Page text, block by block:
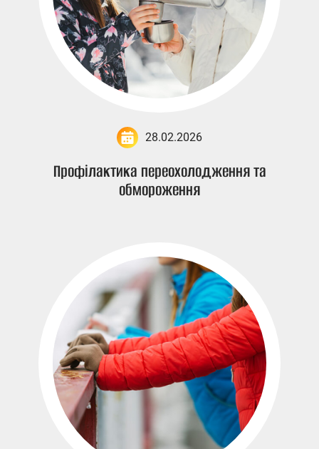
28.02.2026
Профілактика переохолодження та
обмороження